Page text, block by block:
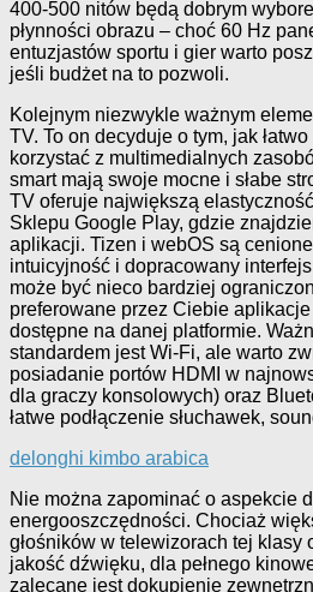
400-500 nitów będą dobrym
płynności obrazu – choć 60 Hz
entuzjastów sportu i gier warto
jeśli budżet na to pozwoli.
Kolejnym niezwykle ważnym
TV. To on decyduje o tym, jak
korzystać z multimedialnych
smart mają swoje mocne i słabe
TV oferuje największą
Sklepu Google Play, gdzie
aplikacji. Tizen i webOS są
intuicyjność i dopracowany
może być nieco bardziej
preferowane przez Ciebie
dostępne na danej platformie.
standardem jest Wi-Fi, ale warto
posiadanie portów HDMI w
dla graczy konsolowych) oraz
łatwe podłączenie słuchawek,
delonghi kimbo arabica
Nie można zapominać o aspekcie
energooszczędności. Chociaż
głośników w telewizorach tej klasy
jakość dźwięku, dla pełnego
zalecane jest dokupienie